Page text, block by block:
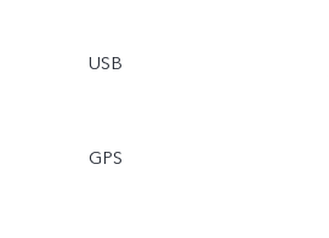
USB
GPS